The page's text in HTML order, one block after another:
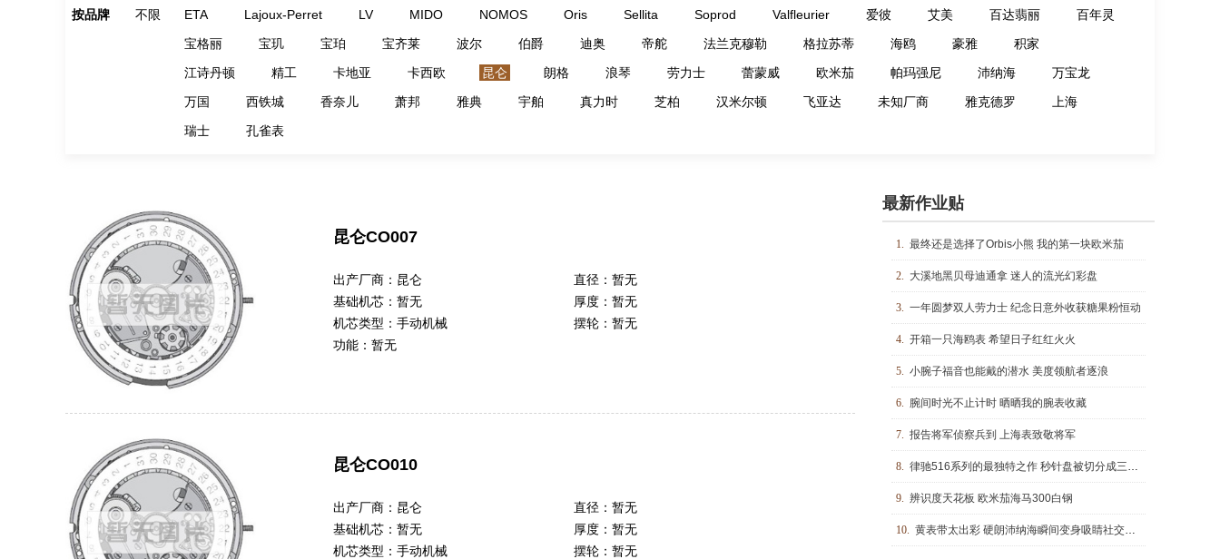
按品牌 不限 ETA Lajoux-Perret LV MIDO NOMOS Oris Sellita Soprod Valfleurier 爱彼 艾美 百达翡丽
百年灵
宝格丽
宝玑 宝珀 宝齐莱 波尔 伯爵 迪奥 帝舵 法兰克穆勒 格拉苏蒂 海鸥 豪雅
积家
江诗丹顿
精工 卡地亚 卡西欧 昆仑 朗格 浪琴 劳力士 蕾蒙威 欧米茄 帕玛强尼 沛纳海
万宝龙
万国
西铁城 香奈儿 萧邦 雅典 宇舶 真力时 芝柏 汉米尔顿 飞亚达 未知厂商 雅克德罗
上海
瑞士
孔雀表
昆仑CO007
出产厂商： 昆仑 直径： 暂无
基础机芯： 暂无 厚度： 暂无
机芯类型： 手动机械 摆轮： 暂无
功能： 暂无
昆仑CO010
出产厂商： 昆仑 直径： 暂无
基础机芯： 暂无 厚度： 暂无
机芯类型： 手动机械 摆轮： 暂无
最新作业贴
1. 最终还是选择了Orbis小熊 我的第一块欧米茄
2. 大溪地黑贝母迪通拿 迷人的流光幻彩盘
3. 一年圆梦双人劳力士 纪念日意外收获糖果粉恒动
4. 开箱一只海鸥表 希望日子红红火火
5. 小腕子福音也能戴的潜水 美度领航者逐浪
6. 腕间时光不止计时 晒晒我的腕表收藏
7. 报告将军侦察兵到 上海表致敬将军
8. 律驰516系列的最独特之作 秒针盘被切分成三段的设计着实有趣
9. 辨识度天花板 欧米茄海马300白钢
10. 黄表带太出彩 硬朗沛纳海瞬间变身吸睛社交腕表